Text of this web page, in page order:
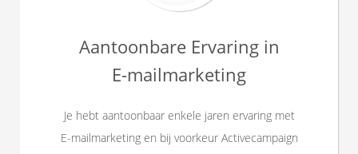
Aantoonbare Ervaring in
E-mailmarketing
Je hebt aantoonbaar enkele jaren ervaring met
E-mailmarketing en bij voorkeur Activecampaign